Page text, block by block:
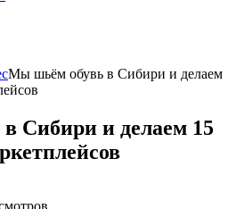
Мы шьём обувь в Сибири и делаем
Сибири и делаем 15